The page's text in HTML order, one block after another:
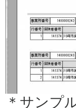
＊サンプ